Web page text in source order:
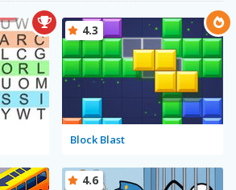
Block Blast
4.3
4.6